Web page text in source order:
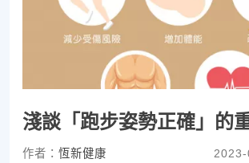
淺談「跑步姿勢正確」的
作者： 恆新健康